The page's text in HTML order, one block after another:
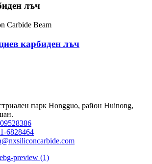
лъч
карбиден лъч
парк Hongguo, район Huinong,
6828464